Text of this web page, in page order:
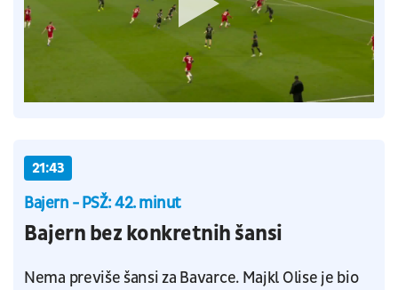
21:43
Bajern - PSŽ: 42. minut
Bajern bez konkretnih šansi
Nema previše šansi za Bavarce. Majkl Olise je bio